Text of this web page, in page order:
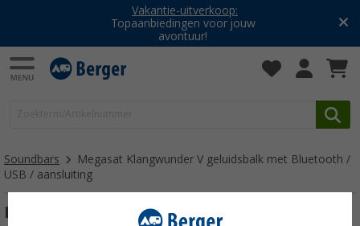
Vakantie-uitverkoop:
Topaanbiedingen voor jouw
avontuur!
Soundbars
Megasat Klangwunder V geluidsbalk met Bluetooth /
USB / aansluiting
Megasat Klangwunder V geluidsbalk met